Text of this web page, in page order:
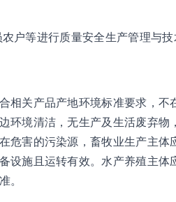
户等进行质量安全生产管理与
相关产品产地环境标准要求，
环境清洁，无生产及生活废弃
危害的污染源，畜牧业生产主
设施且运转有效。水产养殖主体
。